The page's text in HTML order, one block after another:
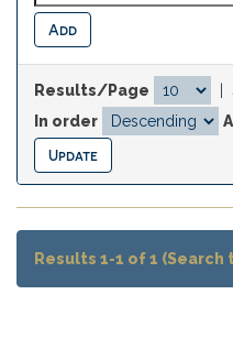
Results/Page
In order
Results 1-1 of 1